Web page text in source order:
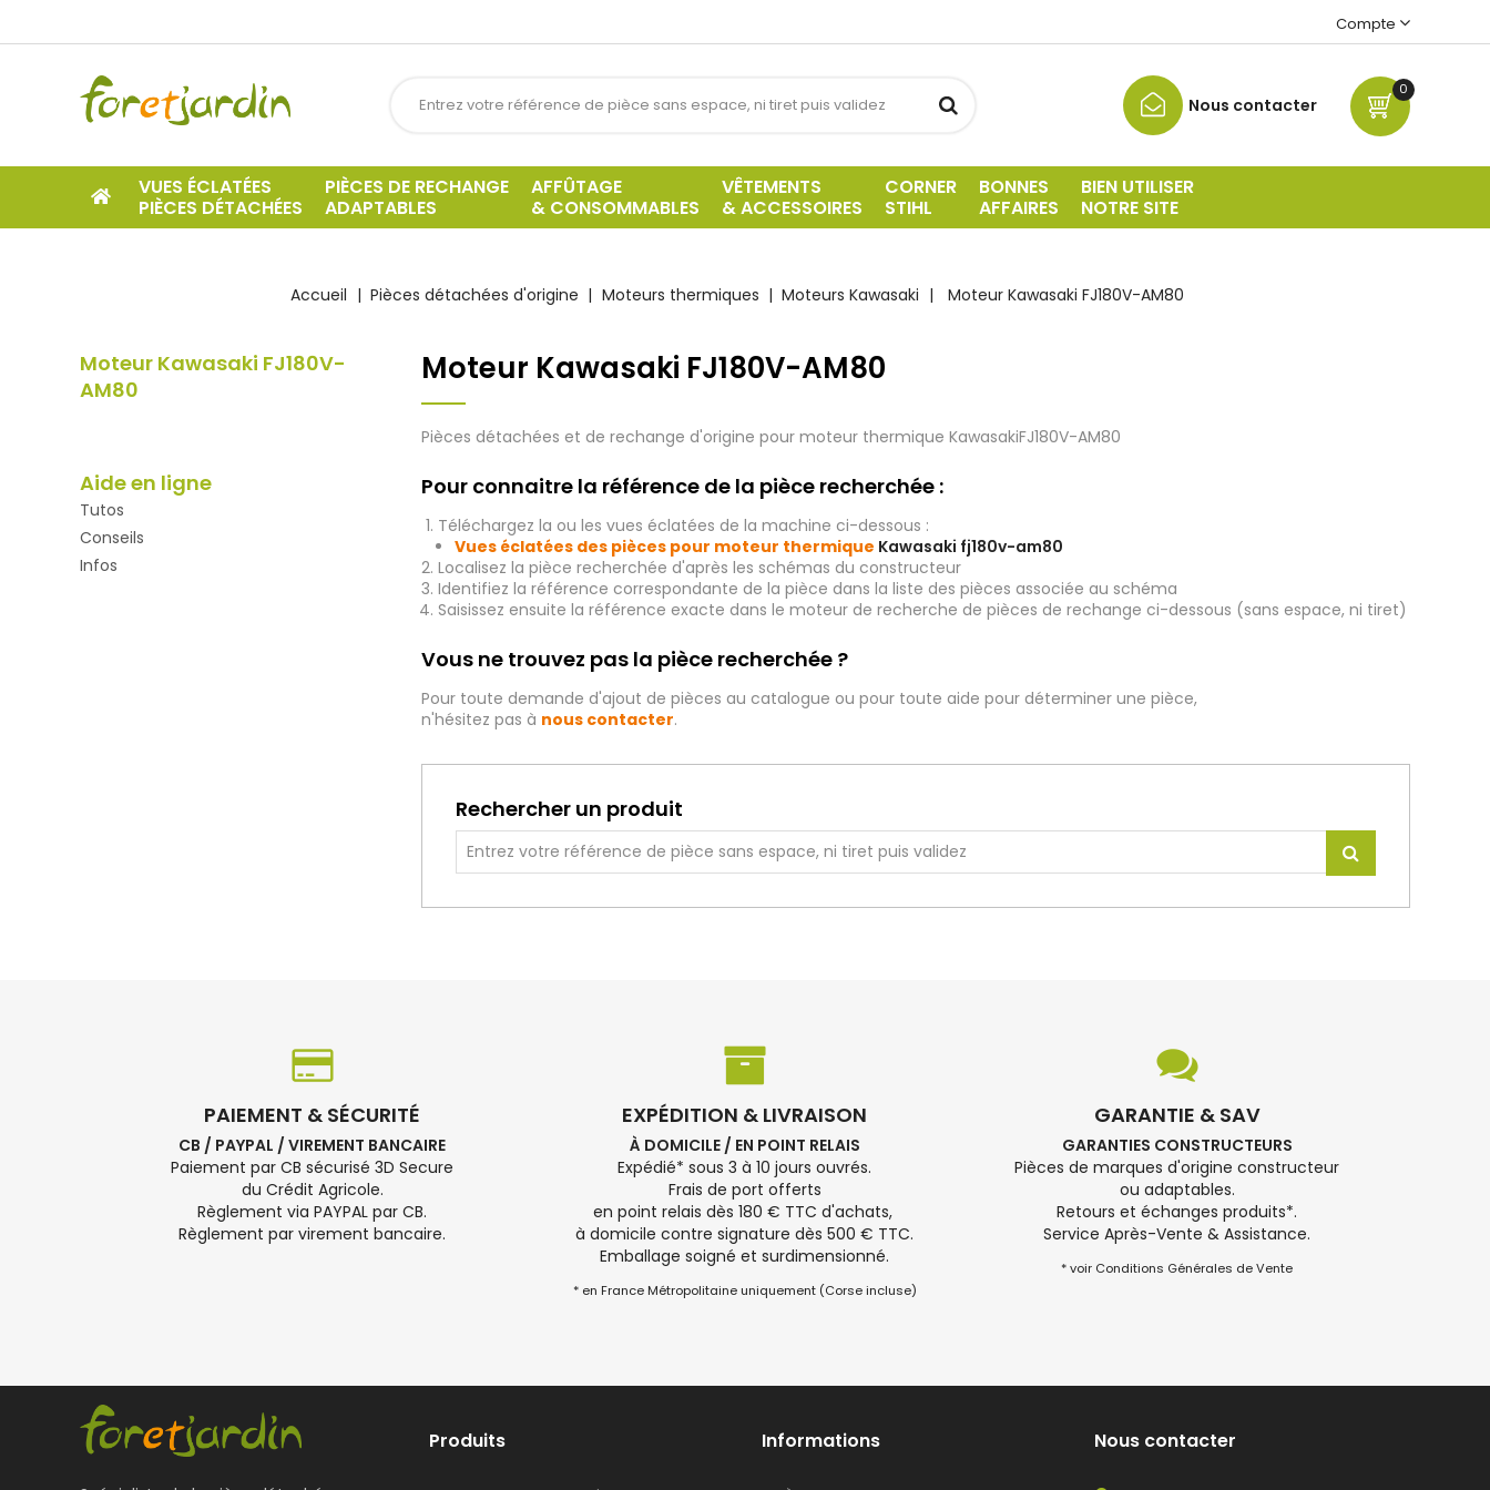
Compte
0
Nous contacter
VUES ÉCLATÉES
PIÈCES DÉTACHÉES
PIÈCES DE RECHANGE
ADAPTABLES
AFFÛTAGE
& CONSOMMABLES
VÊTEMENTS
& ACCESSOIRES
CORNER
STIHL
BONNES
AFFAIRES
BIEN UTILISER
NOTRE SITE
Accueil Pièces détachées d'origine Moteurs thermiques Moteurs Kawasaki Moteur Kawasaki FJ180V-AM80
Moteur Kawasaki FJ180V-
AM80
Aide en ligne
Tutos
Conseils
Infos
Moteur Kawasaki FJ180V-AM80
Pièces détachées et de rechange d'origine pour moteur thermique KawasakiFJ180V-AM80
Pour connaitre la référence de la pièce recherchée :
Téléchargez la ou les vues éclatées de la machine ci-dessous :
Vues éclatées des pièces pour moteur thermique Kawasaki fj180v-am80
Localisez la pièce recherchée d'après les schémas du constructeur
Identifiez la référence correspondante de la pièce dans la liste des pièces associée au schéma
Saisissez ensuite la référence exacte dans le moteur de recherche de pièces de rechange ci-dessous (sans espace, ni tiret)
Vous ne trouvez pas la pièce recherchée ?
Pour toute demande d'ajout de pièces au catalogue ou pour toute aide pour déterminer une pièce,
n'hésitez pas à nous contacter.
Rechercher un produit
PAIEMENT & SÉCURITÉ
CB / PAYPAL / VIREMENT BANCAIRE
Paiement par CB sécurisé 3D Secure
du Crédit Agricole.
Règlement via PAYPAL par CB.
Règlement par virement bancaire.
EXPÉDITION & LIVRAISON
À DOMICILE / EN POINT RELAIS
Expédié* sous 3 à 10 jours ouvrés.
Frais de port offerts
en point relais dès 180 € TTC d'achats,
à domicile contre signature dès 500 € TTC.
Emballage soigné et surdimensionné.
* en France Métropolitaine uniquement (Corse incluse)
GARANTIE & SAV
GARANTIES CONSTRUCTEURS
Pièces de marques d'origine constructeur
ou adaptables.
Retours et échanges produits*.
Service Après-Vente & Assistance.
* voir Conditions Générales de Vente
Produits Informations Nous contacter